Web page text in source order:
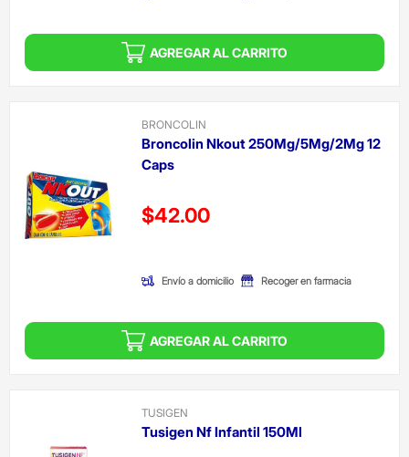
AGREGAR AL CARRITO
BRONCOLIN
Broncolin Nkout 250Mg/5Mg/2Mg 12
Caps
Precio reducido de
$42.00
Envío a domicilio Recoger en farmacia
AGREGAR AL CARRITO
TUSIGEN
Tusigen Nf Infantil 150Ml